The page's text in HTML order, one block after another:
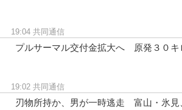
19:04 共同通信
プルサーマル交付金拡大へ 原発３０キ
19:02 共同通信
刃物所持か、男が一時逃走 富山・氷見